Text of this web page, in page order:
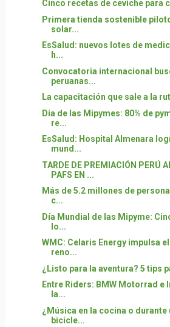
Cinco recetas de ceviche para
Primera tienda sostenible
solar...
EsSalud: nuevos lotes de
h...
Convocatoria internacional
peruanas...
La capacitación que sale a la
Día de las Mipymes: 80% de
re...
EsSalud: Hospital Almenara
mund...
TARDE DE PREMIACIÓN PERÚ
PAFS EN ...
Más de 5.2 millones de
c...
Día Mundial de las Mipyme:
lo...
WMC: Celaris Energy impulsa
reno...
¿Listo para la aventura? 5 tips
Entre Riders: BMW Motorrad e
la...
¿Música en la cocina o durante
bicicle...